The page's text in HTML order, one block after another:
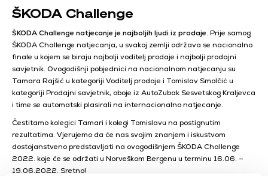
ŠKODA Challenge
ŠKODA Challenge natjecanje je najboljih ljudi iz prodaje. Prije samog
ŠKODA Challenge natjecanja, u svakoj zemlji održava se nacionalno
finale u kojem se biraju najbolji voditelj prodaje i najbolji prodajni
savjetnik. Ovogodišnji pobjednici na nacionalnom natjecanju su
Tamara Rajšić u kategoriji Voditelj prodaje i Tomislav Smolčić u
kategoriji Prodajni savjetnik, oboje iz AutoZubak Sesvetskog Kraljevca
i time se automatski plasirali na internacionalno natjecanje.
Čestitamo kolegici Tamari i kolegi Tomislavu na postignutim
rezultatima. Vjerujemo da će nas svojim znanjem i iskustvom
dostojanstveno predstavljati na ovogodišnjem ŠKODA Challenge
2022. koje će se održati u Norveškom Bergenu u terminu 16.06. –
19.06.2022. Sretno!